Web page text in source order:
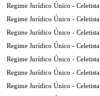
Regime Jurídico Único - Celetista
Regime Jurídico Único - Celetista
Regime Jurídico Único - Celetista
Regime Jurídico Único - Celetista
Regime Jurídico Único - Celetista
Regime Jurídico Único - Celetista
Regime Jurídico Único - Celetista